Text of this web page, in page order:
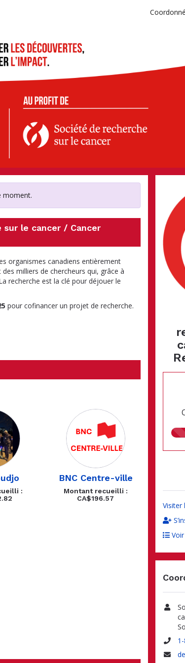
le cancer /
Society
Visiter
Nom
moment.
sur le cancer / Cancer
organismes canadiens entièrement
milliers de chercheurs qui, grâce à
recherche est la clé pour déjouer le
pour cofinancer un projet de recherche.
:
BNC Centre-ville
Montant recueilli :
CA$196.57